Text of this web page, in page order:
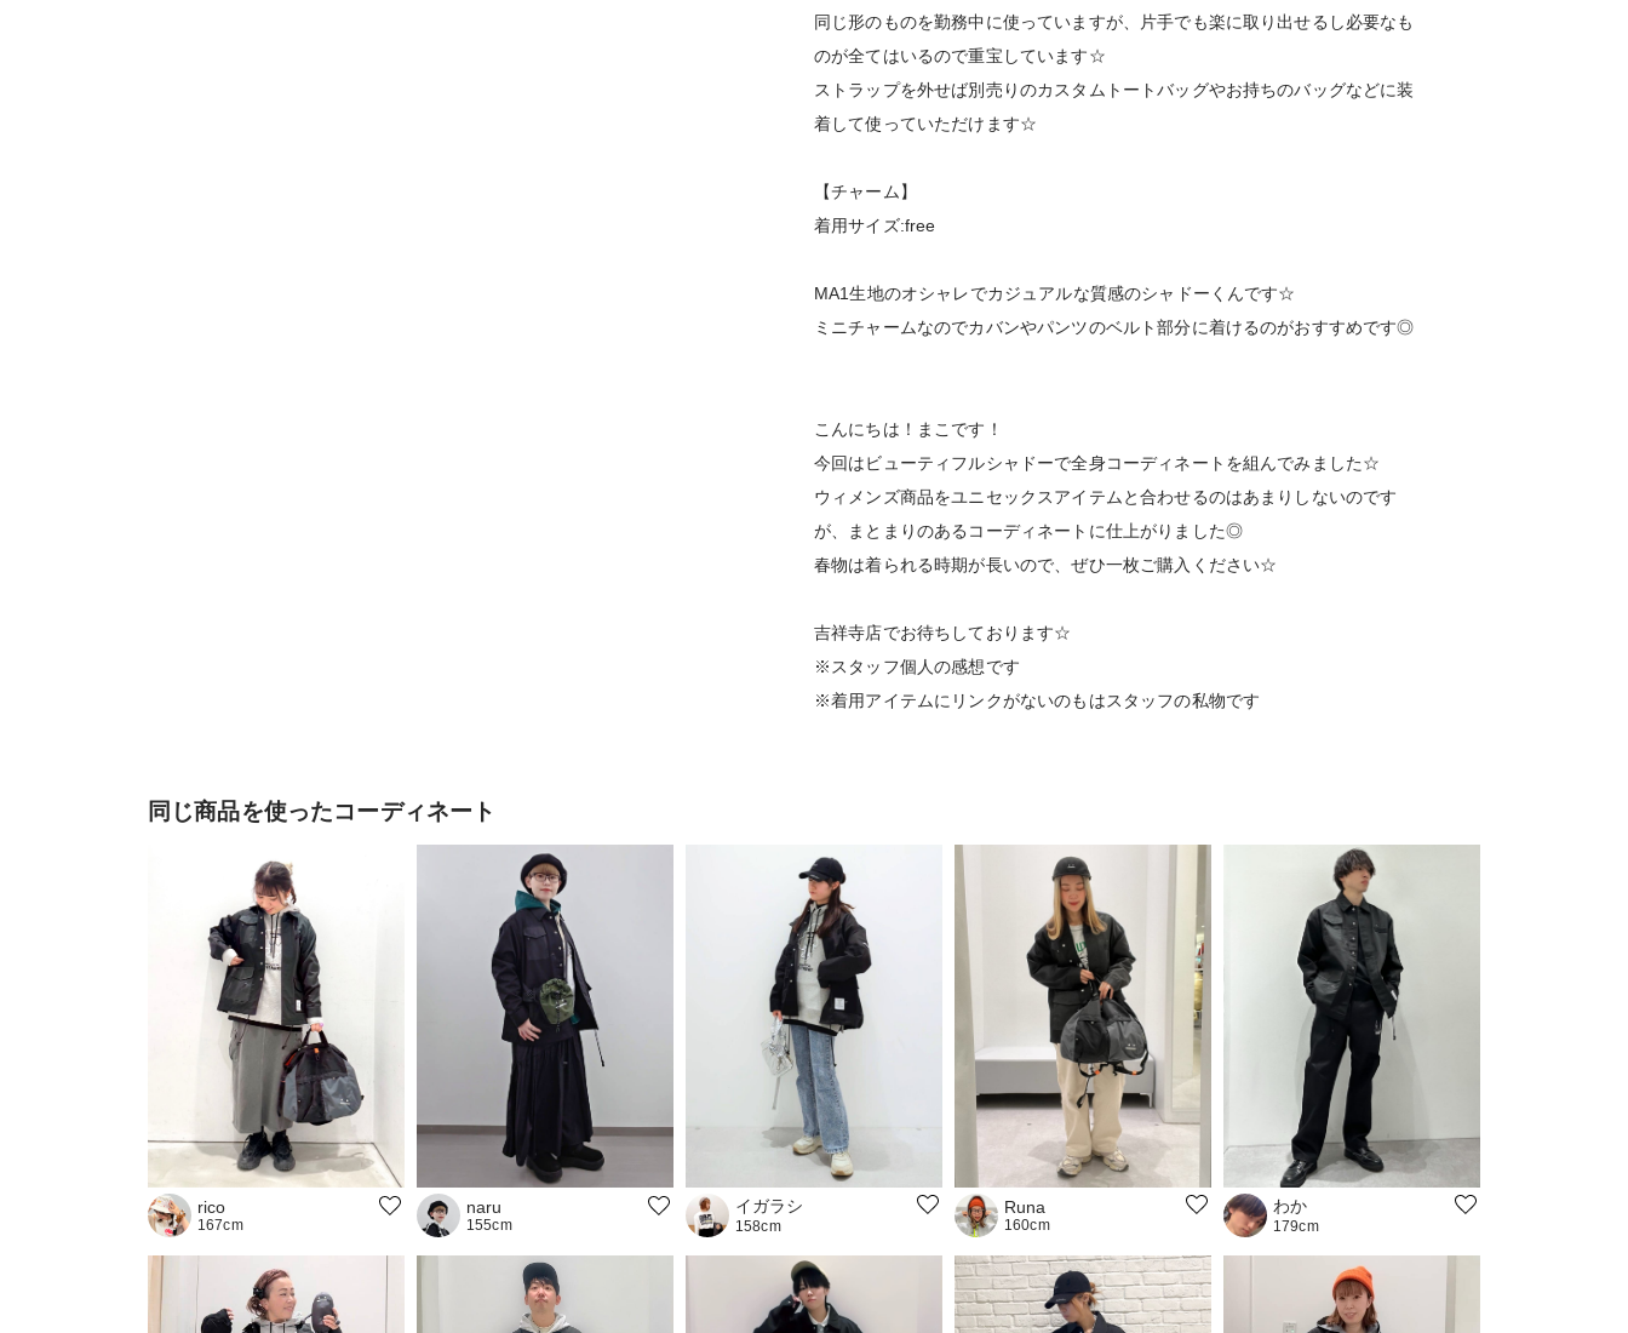
同じ形のものを勤務中に使っていますが、片手でも楽に取り出せるし必要なも
のが全てはいるので重宝しています☆
ストラップを外せば別売りのカスタムトートバッグやお持ちのバッグなどに装
着して使っていただけます☆
【チャーム】
着用サイズ:free
MA1生地のオシャレでカジュアルな質感のシャドーくんです☆
ミニチャームなのでカバンやパンツのベルト部分に着けるのがおすすめです◎
こんにちは！まこです！
今回はビューティフルシャドーで全身コーディネートを組んでみました☆
ウィメンズ商品をユニセックスアイテムと合わせるのはあまりしないのです
が、まとまりのあるコーディネートに仕上がりました◎
春物は着られる時期が長いので、ぜひ一枚ご購入ください☆
吉祥寺店でお待ちしております☆
※スタッフ個人の感想です
※着用アイテムにリンクがないのもはスタッフの私物です
同じ商品を使ったコーディネート
rico
167cm
naru
155cm
イガラシ
158cm
Runa
160cm
わか
179cm